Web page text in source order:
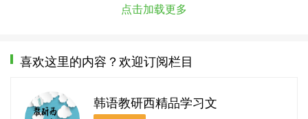
点击加载更多
喜欢这里的内容？欢迎订阅栏目
韩语教研西精品学习文